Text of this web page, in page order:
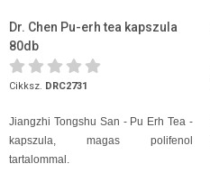
Dr. Chen Pu-erh tea kapszula
80db
Cikksz. DRC2731
Jiangzhi Tongshu San - Pu Erh Tea -
kapszula, magas polifenol
tartalommal.